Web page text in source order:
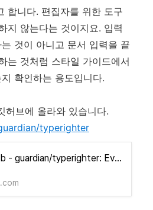
합니다. 편집자를 위한 도구
지 않는다는 것이지요. 입력
것이 아니고 문서 입력을 끝
는 것처럼 스타일 가이드에서
확인하는 용도입니다.
브에 올라와 있습니다.
typerighter
GitHub - guardian/typerighter: Even if you’re the right typer, couldn’t hurt to use Typerighter!